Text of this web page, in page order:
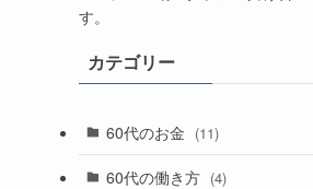
す。
カテゴリー
60代のお金 (11)
60代の働き方 (4)